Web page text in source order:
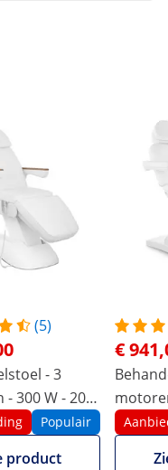
(5)
- 3
300 W - 203
- 86 cm - 150
Populair
product
€
x 60 x
150 kg